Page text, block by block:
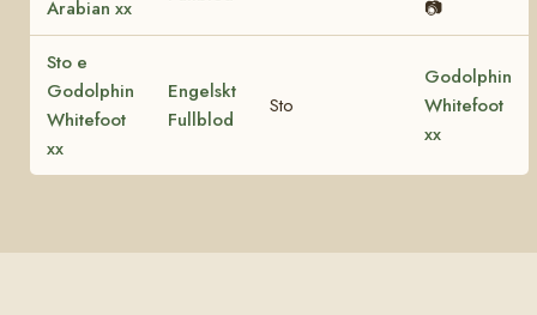
Arabian xx
📷
Sto e
Godolphin
Whitefoot
xx
Engelskt
Fullblod
Sto
Godolphin
Whitefoot
xx